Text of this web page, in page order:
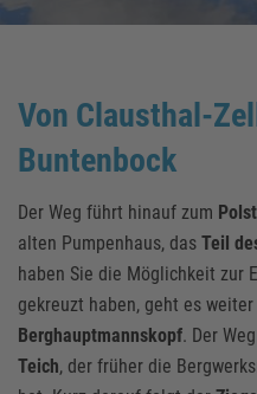
Von Clausthal-
Buntenbock
Der Weg führt hinauf zum
alten Pumpenhaus, das Teil
haben Sie die Möglichkeit zur
gekreuzt haben, geht es
Berghauptmannskopf. Der
Teich, der früher die